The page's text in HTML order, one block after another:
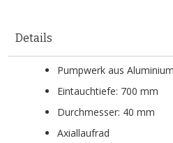
Details
Pumpwerk aus Aluminium
Eintauchtiefe: 700 mm
Durchmesser: 40 mm
Axiallaufrad